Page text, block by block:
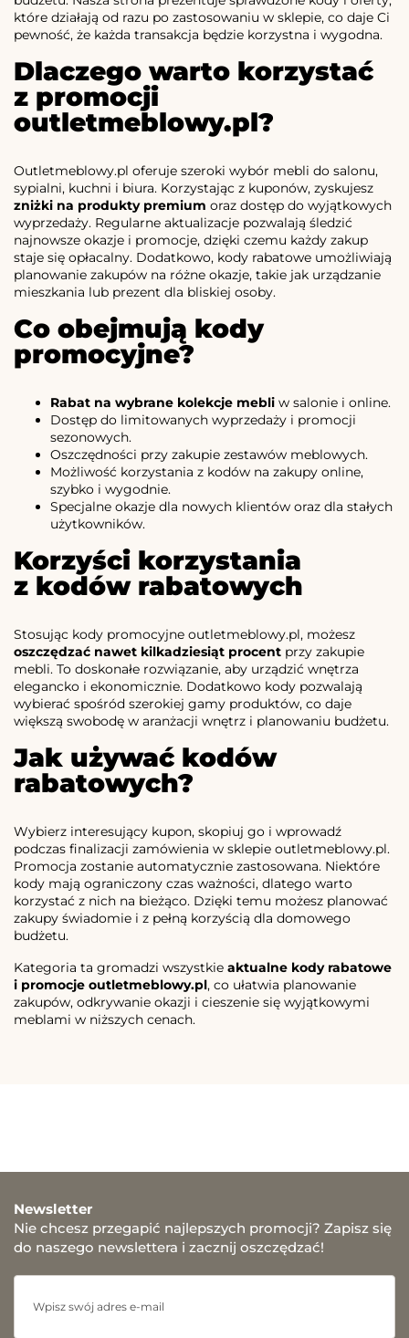
które działają od razu po zastosowaniu w sklepie, co daje Ci
pewność, że każda transakcja będzie korzystna i wygodna.
Dlaczego warto korzystać
z promocji
outletmeblowy.pl?
Outletmeblowy.pl oferuje szeroki wybór mebli do salonu,
sypialni, kuchni i biura. Korzystając z kuponów, zyskujesz
zniżki na produkty premium oraz dostęp do wyjątkowych
wyprzedaży. Regularne aktualizacje pozwalają śledzić
najnowsze okazje i promocje, dzięki czemu każdy zakup
staje się opłacalny. Dodatkowo, kody rabatowe umożliwiają
planowanie zakupów na różne okazje, takie jak urządzanie
mieszkania lub prezent dla bliskiej osoby.
Co obejmują kody
promocyjne?
Rabat na wybrane kolekcje mebli w salonie i online.
Dostęp do limitowanych wyprzedaży i promocji
sezonowych.
Oszczędności przy zakupie zestawów meblowych.
Możliwość korzystania z kodów na zakupy online,
szybko i wygodnie.
Specjalne okazje dla nowych klientów oraz dla stałych
użytkowników.
Korzyści korzystania
z kodów rabatowych
Stosując kody promocyjne outletmeblowy.pl, możesz
oszczędzać nawet kilkadziesiąt procent przy zakupie
mebli. To doskonałe rozwiązanie, aby urządzić wnętrza
elegancko i ekonomicznie. Dodatkowo kody pozwalają
wybierać spośród szerokiej gamy produktów, co daje
większą swobodę w aranżacji wnętrz i planowaniu budżetu.
Jak używać kodów
rabatowych?
Wybierz interesujący kupon, skopiuj go i wprowadź
podczas finalizacji zamówienia w sklepie outletmeblowy.pl.
Promocja zostanie automatycznie zastosowana. Niektóre
kody mają ograniczony czas ważności, dlatego warto
korzystać z nich na bieżąco. Dzięki temu możesz planować
zakupy świadomie i z pełną korzyścią dla domowego
budżetu.
Kategoria ta gromadzi wszystkie aktualne kody rabatowe
i promocje outletmeblowy.pl, co ułatwia planowanie
zakupów, odkrywanie okazji i cieszenie się wyjątkowymi
meblami w niższych cenach.
Newsletter
Nie chcesz przegapić najlepszych promocji? Zapisz się
do naszego newslettera i zacznij oszczędzać!